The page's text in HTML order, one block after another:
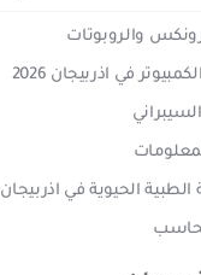
والروبوتات
في اذربيجان 2026
الحيوية في اذربيجان